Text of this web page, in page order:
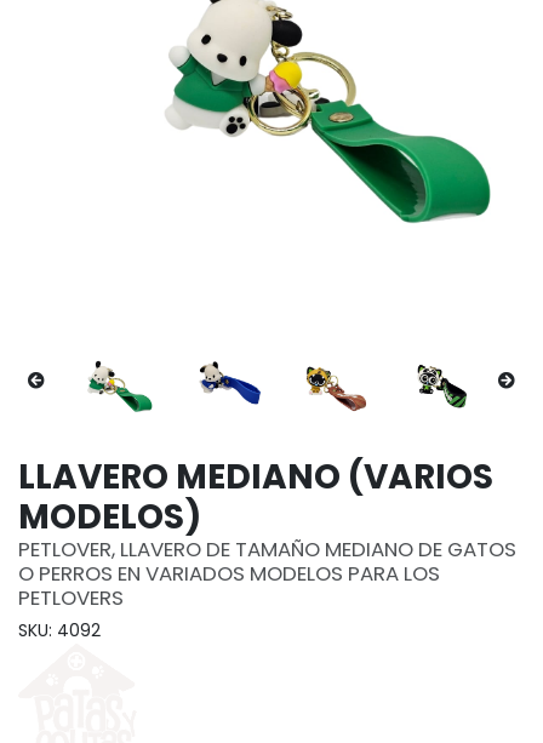
LLAVERO MEDIANO (VARIOS
MODELOS)
PETLOVER, LLAVERO DE TAMAÑO MEDIANO DE GATOS
O PERROS EN VARIADOS MODELOS PARA LOS
PETLOVERS
SKU: 4092